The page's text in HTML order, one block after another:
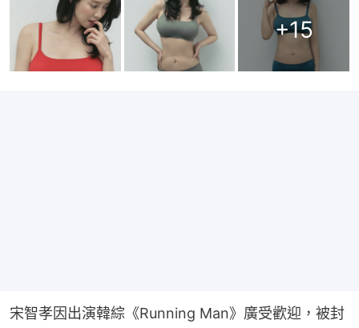
+15
宋智孝因出演韓綜《Running Man》廣受歡迎，被封